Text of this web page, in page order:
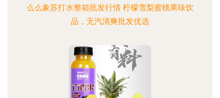
么么象苏打水整箱批发行情 柠檬雪梨蜜桃果味饮
品，无汽清爽批发优选